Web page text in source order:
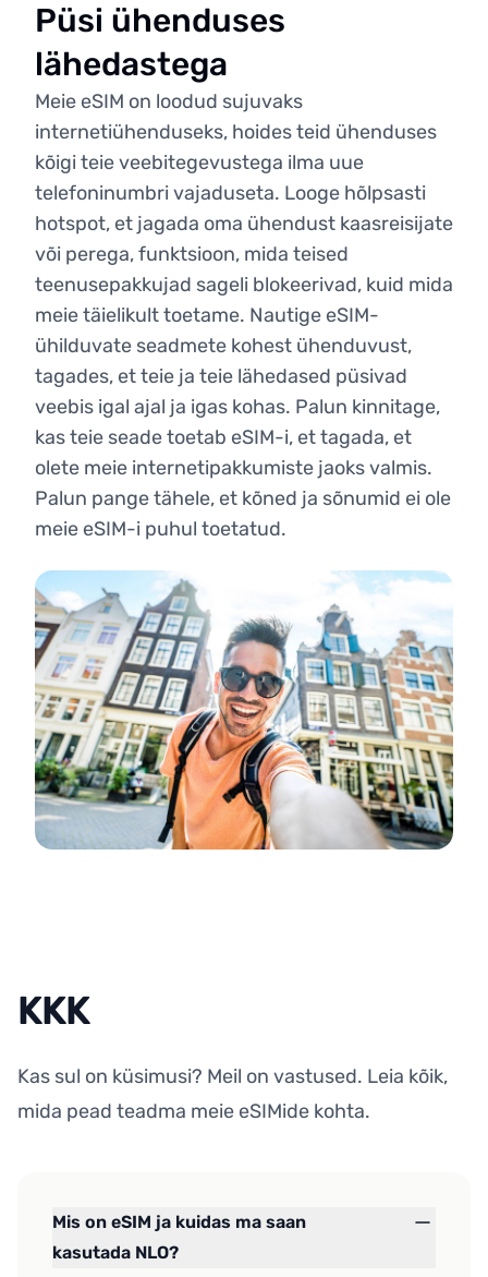
Püsi ühenduses
lähedastega
Meie eSIM on loodud sujuvaks
internetiühenduseks, hoides teid ühenduses
kõigi teie veebitegevustega ilma uue
telefoninumbri vajaduseta. Looge hõlpsasti
hotspot, et jagada oma ühendust kaasreisijate
või perega, funktsioon, mida teised
teenusepakkujad sageli blokeerivad, kuid mida
meie täielikult toetame. Nautige eSIM-
ühilduvate seadmete kohest ühenduvust,
tagades, et teie ja teie lähedased püsivad
veebis igal ajal ja igas kohas. Palun kinnitage,
kas teie seade toetab eSIM-i, et tagada, et
olete meie internetipakkumiste jaoks valmis.
Palun pange tähele, et kõned ja sõnumid ei ole
meie eSIM-i puhul toetatud.
KKK
Kas sul on küsimusi? Meil on vastused. Leia kõik,
mida pead teadma meie eSIMide kohta.
Mis on eSIM ja kuidas ma saan
kasutada NLO?